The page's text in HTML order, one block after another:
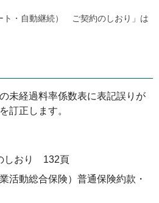
ト・自動継続） ご契約のしおり」は
未経過料率係数表に表記誤りが
訂正します。
しおり 132頁
活動総合保険）普通保険約款・